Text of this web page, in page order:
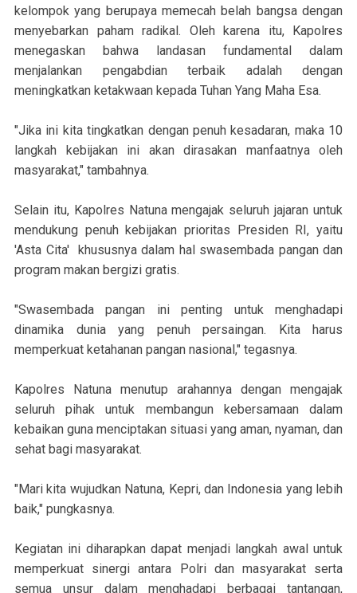
kelompok yang berupaya memecah belah bangsa dengan
menyebarkan paham radikal. Oleh karena itu, Kapolres
menegaskan bahwa landasan fundamental dalam
menjalankan pengabdian terbaik adalah dengan
meningkatkan ketakwaan kepada Tuhan Yang Maha Esa.
"Jika ini kita tingkatkan dengan penuh kesadaran, maka 10
langkah kebijakan ini akan dirasakan manfaatnya oleh
masyarakat," tambahnya.
Selain itu, Kapolres Natuna mengajak seluruh jajaran untuk
mendukung penuh kebijakan prioritas Presiden RI, yaitu
'Asta Cita' khususnya dalam hal swasembada pangan dan
program makan bergizi gratis.
"Swasembada pangan ini penting untuk menghadapi
dinamika dunia yang penuh persaingan. Kita harus
memperkuat ketahanan pangan nasional," tegasnya.
Kapolres Natuna menutup arahannya dengan mengajak
seluruh pihak untuk membangun kebersamaan dalam
kebaikan guna menciptakan situasi yang aman, nyaman, dan
sehat bagi masyarakat.
"Mari kita wujudkan Natuna, Kepri, dan Indonesia yang lebih
baik," pungkasnya.
Kegiatan ini diharapkan dapat menjadi langkah awal untuk
memperkuat sinergi antara Polri dan masyarakat serta
semua unsur dalam menghadapi berbagai tantangan,